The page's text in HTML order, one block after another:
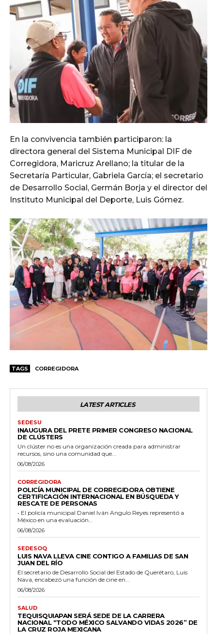
En la convivencia también participaron: la
directora general del Sistema Municipal DIF de
Corregidora, Maricruz Arellano; la titular de la
Secretaría Particular, Gabriela García; el secretario
de Desarrollo Social, Germán Borja y el director del
Instituto Municipal del Deporte, Luis Gómez.
TAGS CORREGIDORA
LATEST ARTICLES
SEDESU
INAUGURA DEL PRETE PRIMER CONGRESO NACIONAL
DE CLÚSTERS
Un clúster no es una organización creada para administrar
recursos, sino una comunidad que...
06/08/2026
CORREGIDORA
POLICÍA MUNICIPAL DE CORREGIDORA OBTIENE
CERTIFICACIÓN INTERNACIONAL EN BÚSQUEDA Y
RESCATE DE PERSONAS
• El policía municipal Daniel Iván Angulo Reyes representó a
México en una evaluación...
06/08/2026
SEDESOQ
LUIS NAVA LLEVA CINE CONTIGO A FAMILIAS DE SAN
JUAN DEL RÍO
El secretario de Desarrollo Social del Estado de Querétaro, Luis
Nava, encabezó una función de cine en...
06/08/2026
SALUD
TEQUISQUIAPAN SERÁ SEDE DE LA CARRERA
NACIONAL “TODO MÉXICO SALVANDO VIDAS 2026” DE
LA CRUZ ROJA MEXICANA